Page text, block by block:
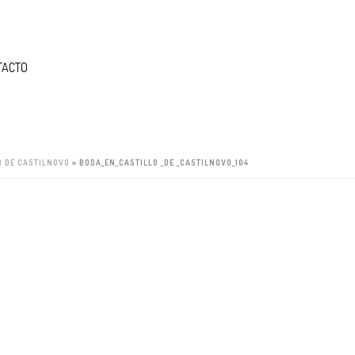
DE CASTILNOVO » BODA_EN_CASTILLO _DE _CASTILNOVO_104